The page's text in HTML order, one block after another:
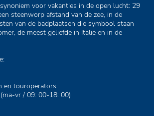
voor vakanties in de open lucht: 29
steenworp afstand van de zee, in de
van de badplaatsen die symbool staan
de meest geliefde in Italië en in de
en touroperators:
(ma-vr / 09: 00-18: 00)